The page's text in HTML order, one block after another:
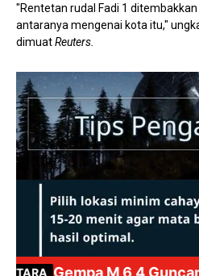
"Rentetan rudal Fadi 1
antaranya mengenai kota itu,"
dimuatReuters.